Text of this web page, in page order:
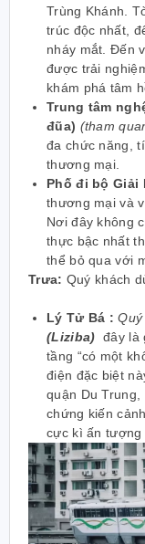
Trùng Khánh.
​​trúc độc nhất,
nháy mắt. Đến
được trải
khám phá tâm
Trung tâm
đũa) (tham
đa chức năng,
thương mại.
Phố đi bộ Giải
thương mại và
Nơi đây không
thực bậc nhất
thể bỏ qua với
Trưa: Quý khách
Lý Tử Bá :
(Liziba) đây là
tầng “có một
điện đặc biệt
quận Du
chứng kiến
cực kì ấn tượng